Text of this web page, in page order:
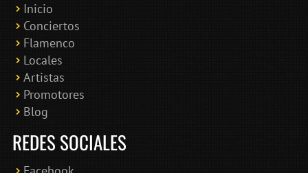
Inicio
Conciertos
Flamenco
Locales
Artistas
Promotores
Blog
REDES SOCIALES